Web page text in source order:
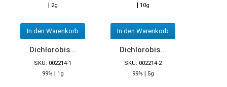
| 2g
In den Warenkorb
| 10g
In den Warenkorb
Dichlorobis...
SKU: 002214-1
99% | 1g
Dichlorobis...
SKU: 002214-2
99% | 5g